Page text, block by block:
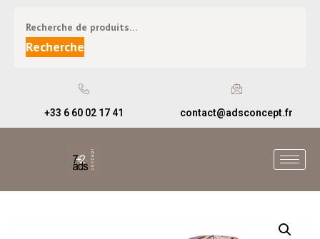
Recherche
+33 6 60 02 17 41 contact@adsconcept.fr